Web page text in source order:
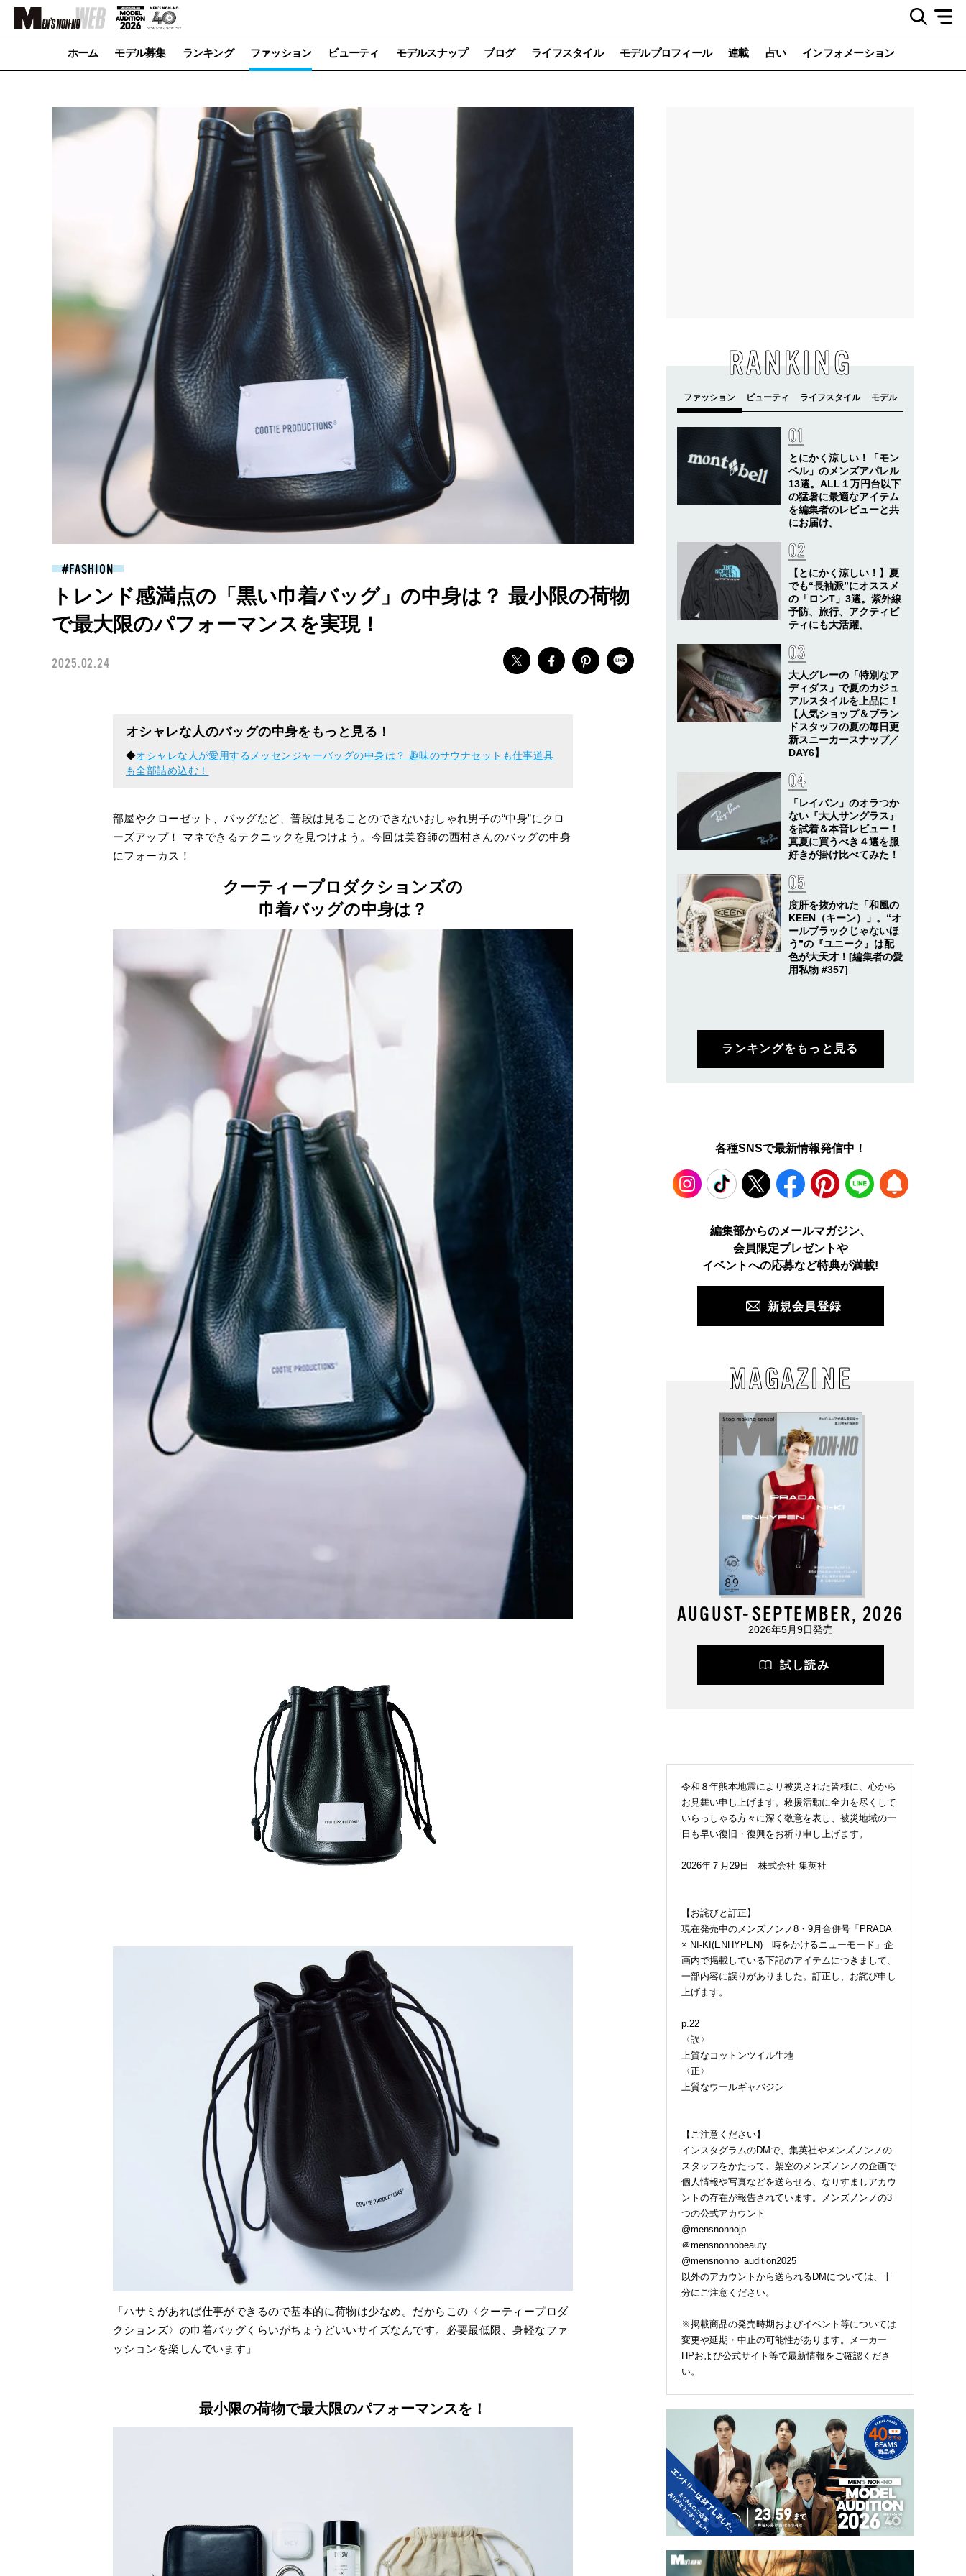
ホーム モデル募集 ランキング ファッション ビューティ モデルスナップ ブログ ライフスタイル モデルプロフィール 連載 占い インフォメーション
FASHION
トレンド感満点の「黒い巾着バッグ」の中身は？ 最小限の荷物
で最大限のパフォーマンスを実現！
2025.02.24
オシャレな人のバッグの中身をもっと見る！
◆オシャレな人が愛用するメッセンジャーバッグの中身は？ 趣味のサウナセットも仕事道具
も全部詰め込む！
部屋やクローゼット、バッグなど、普段は見ることのできないおしゃれ男子の“中身”にクロ
ーズアップ！ マネできるテクニックを見つけよう。今回は美容師の西村さんのバッグの中身
にフォーカス！
クーティープロダクションズの
巾着バッグの中身は？
「ハサミがあれば仕事ができるので基本的に荷物は少なめ。だからこの〈クーティープロダ
クションズ〉の巾着バッグくらいがちょうどいいサイズなんです。必要最低限、身軽なファ
ッションを楽しんでいます」
最小限の荷物で最大限のパフォーマンスを！
RANKING
とにかく涼しい！「モン
ベル」のメンズアパレル
13選。ALL１万円台以下
の猛暑に最適なアイテム
を編集者のレビューと共
にお届け。
【とにかく涼しい！】夏
でも“長袖派”にオススメ
の「ロンT」3選。紫外線
予防、旅行、アクティビ
ティにも大活躍。
大人グレーの「特別なア
ディダス」で夏のカジュ
アルスタイルを上品に！
【人気ショップ＆ブラン
ドスタッフの夏の毎日更
新スニーカースナップ／
DAY6】
「レイバン」のオラつか
ない『大人サングラス』
を試着＆本音レビュー！
真夏に買うべき４選を服
好きが掛け比べてみた！
度肝を抜かれた「和風の
KEEN（キーン）」。“オ
ールブラックじゃないほ
う”の『ユニーク』は配
色が大天才！[編集者の愛
用私物 #357]
ランキングをもっと見る
各種SNSで最新情報発信中！
TikTok Facebook Pinterest LINE
編集部からのメールマガジン、
会員限定プレゼントや
イベントへの応募など特典が満載!
新規会員登録
MAGAZINE
AUGUST-SEPTEMBER, 2026
2026年5月9日発売
試し読み
令和８年熊本地震により被災された皆様に、心から
お見舞い申し上げます。救援活動に全力を尽くして
いらっしゃる方々に深く敬意を表し、被災地域の一
日も早い復旧・復興をお祈り申し上げます。
2026年７月29日 株式会社 集英社
【お詫びと訂正】
現在発売中のメンズノンノ8・9月合併号「PRADA
× NI-KI(ENHYPEN) 時をかけるニューモード」企
画内で掲載している下記のアイテムにつきまして、
一部内容に誤りがありました。訂正し、お詫び申し
上げます。
p.22
〈誤〉
上質なコットンツイル生地
〈正〉
上質なウールギャバジン
【ご注意ください】
インスタグラムのDMで、集英社やメンズノンノの
スタッフをかたって、架空のメンズノンノの企画で
個人情報や写真などを送らせる、なりすましアカウ
ントの存在が報告されています。メンズノンノの3
つの公式アカウント
@mensnonnojp
＠mensnonnobeauty
@mensnonno_audition2025
以外のアカウントから送られるDMについては、十
分にご注意ください。
※掲載商品の発売時期およびイベント等については
変更や延期・中止の可能性があります。メーカー
HPおよび公式サイト等で最新情報をご確認くださ
い。